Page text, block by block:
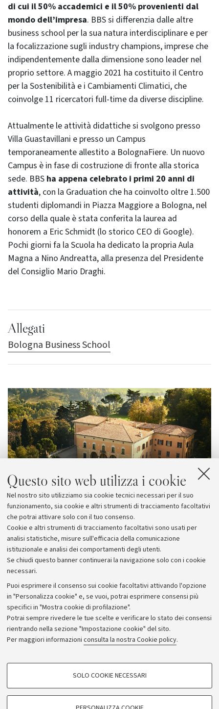
Questo sito web utilizza i cookie
Nel nostro sito utilizziamo sia cookie tecnici necessari per il suo
funzionamento, sia cookie e altri strumenti di tracciamento facoltativi
che potrai attivare solo con il tuo consenso.
Cookie e altri strumenti di tracciamento facoltativi sono usati per
analisi statistiche, misure sull'efficacia della comunicazione
istituzionale e analisi dei comportamenti degli utenti.
Se chiudi questo banner continuerai la navigazione solo con i cookie
necessari.
Puoi esprimere il consenso sui cookie facoltativi attivando l'opzione
in "Personalizza cookie" e, se vuoi, potrai esprimere consensi più
specifici in "Mostra cookie di profilazione".
Potrai sempre rivedere le tue scelte e verificare lo stato dei consensi
rientrando nella sezione "Impostazione cookie" del sito.
Per maggiori informazioni consulta la nostra Cookie policy.
COOKIE DI PROFILAZIONE - FACOLTATIVI
SOLO COOKIE NECESSARI
di cui il 50% accademici e il 50% provenienti dal
mondo dell’impresa. BBS si differenzia dalle altre
business school per la sua natura interdisciplinare e per
la focalizzazione sugli industry champions, imprese che
indipendentemente dalla dimensione sono leader nel
proprio settore. A maggio 2021 ha costituito il Centro
per la Sostenibilità e i Cambiamenti Climatici, che
coinvolge 11 ricercatori full-time da diverse discipline.
Attualmente le attività didattiche si svolgono presso
Villa Guastavillani e presso un Campus
temporaneamente allestito a BolognaFiere. Un nuovo
Campus è in fase di costruzione di fronte alla storica
sede. BBS ha appena celebrato i primi 20 anni di
attività, con la Graduation che ha coinvolto oltre 1.500
studenti diplomandi in Piazza Maggiore a Bologna, nel
corso della quale è stata conferita la laurea ad
honorem a Eric Schmidt (lo storico CEO di Google).
Pochi giorni fa la Scuola ha dedicato la propria Aula
Magna a Nino Andreatta, alla presenza del Presidente
del Consiglio Mario Draghi.
Allegati
Bologna Business School
Archivio
Comunicati stampa
Redazione
Rassegna stampa